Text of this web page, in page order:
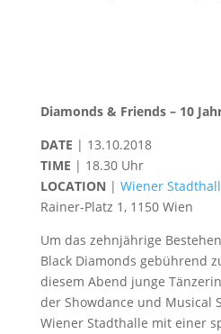
Diamonds & Friends – 10
DATE | 13.10.2018
TIME | 18.30 Uhr
LOCATION | Wiener
Rainer-Platz 1, 1150 Wien
Um das zehnjährige
Black Diamonds gebührend
diesem Abend junge
der Showdance und Musical
Wiener Stadthalle mit einer